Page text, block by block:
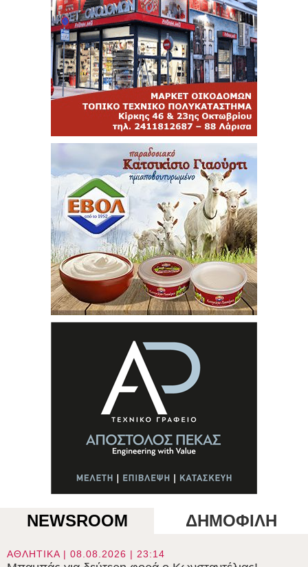
NEWSROOM ΔΗΜΟΦΙΛΗ
ΑΘΛΗΤΙΚΑ | 08.08.2026 | 23:14